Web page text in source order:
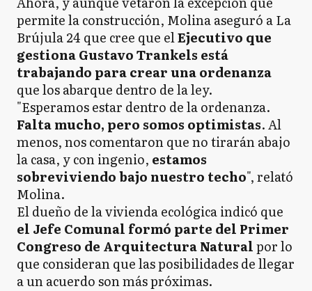
permite la construcción, Molina aseguró a La
Brújula 24 que cree que elEjecutivo que
gestiona Gustavo Trankels está
trabajando para crear una ordenanza
que los abarque dentro de la ley.
"Esperamos estar dentro de la ordenanza.
Falta mucho, pero somos optimistas. Al
menos, nos comentaron que no tirarán abajo
la casa, y con ingenio, estamos
sobreviviendo bajo nuestro techo", relató
Molina.
El dueño de la vivienda ecológica indicó que
el Jefe Comunal formó parte del Primer
Congreso de Arquitectura Naturalpor lo
que consideran que las posibilidades de llegar
a un acuerdo son más próximas.